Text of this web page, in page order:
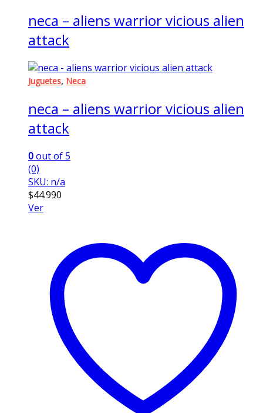
neca – aliens warrior vicious alien
attack
Juguetes, Neca
neca – aliens warrior vicious alien
attack
0out of 5
(0)
SKU: n/a
$44.990
Ver